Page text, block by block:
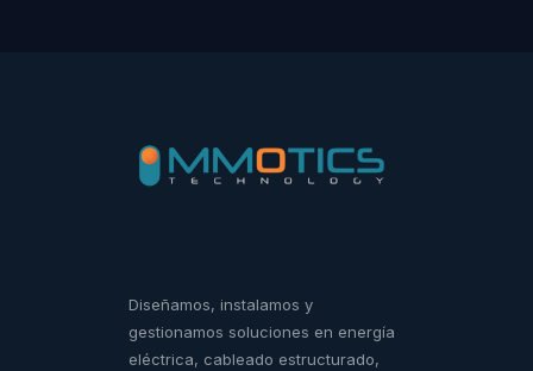
Diseñamos, instalamos y
gestionamos soluciones en energía
eléctrica, cableado estructurado,